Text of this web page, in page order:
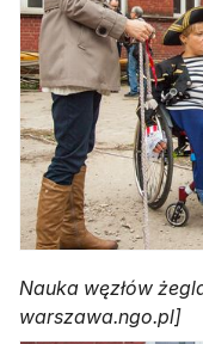
Nauka węzłów
warszawa.ngo.pl]